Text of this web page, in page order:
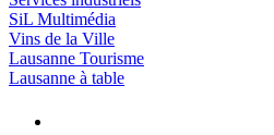
SiL Multimédia
Vins de la Ville
Lausanne Tourisme
Lausanne à table